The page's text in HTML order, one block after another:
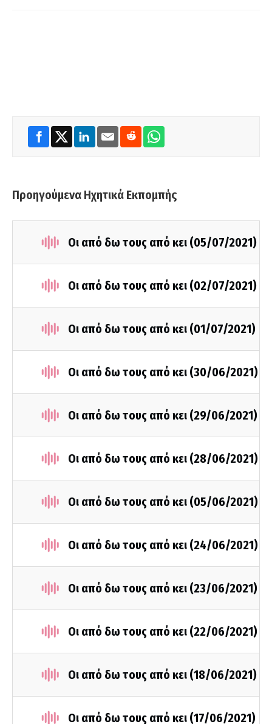
Προηγούμενα Ηχητικά Εκπομπής
Οι από δω τους από κει (05/07/2021)
Οι από δω τους από κει (02/07/2021)
Οι από δω τους από κει (01/07/2021)
Οι από δω τους από κει (30/06/2021)
Οι από δω τους από κει (29/06/2021)
Οι από δω τους από κει (28/06/2021)
Οι από δω τους από κει (05/06/2021)
Οι από δω τους από κει (24/06/2021)
Οι από δω τους από κει (23/06/2021)
Οι από δω τους από κει (22/06/2021)
Οι από δω τους από κει (18/06/2021)
Οι από δω τους από κει (17/06/2021)